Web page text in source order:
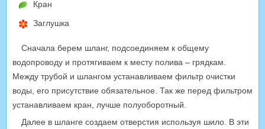
Кран
Заглушка
Сначала берем шланг, подсоединяем к общему
водопроводу и протягиваем к месту полива – грядкам.
Между трубой и шлангом устанавливаем фильтр очистки
воды, его присутствие обязательное. Так же перед фильтром
устанавливаем кран, лучше полуоборотный.
Далее в шланге создаем отверстия используя шило. В эти